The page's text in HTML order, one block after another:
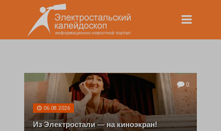
0
06.08.2026
Из Электростали — на киноэкран!